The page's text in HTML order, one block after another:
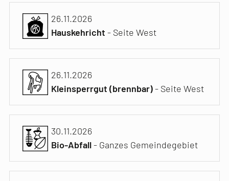
26.11.2026
Hauskehricht- Seite West
26.11.2026
Kleinsperrgut (brennbar)- Seite West
30.11.2026
Bio-Abfall- Ganzes Gemeindegebiet